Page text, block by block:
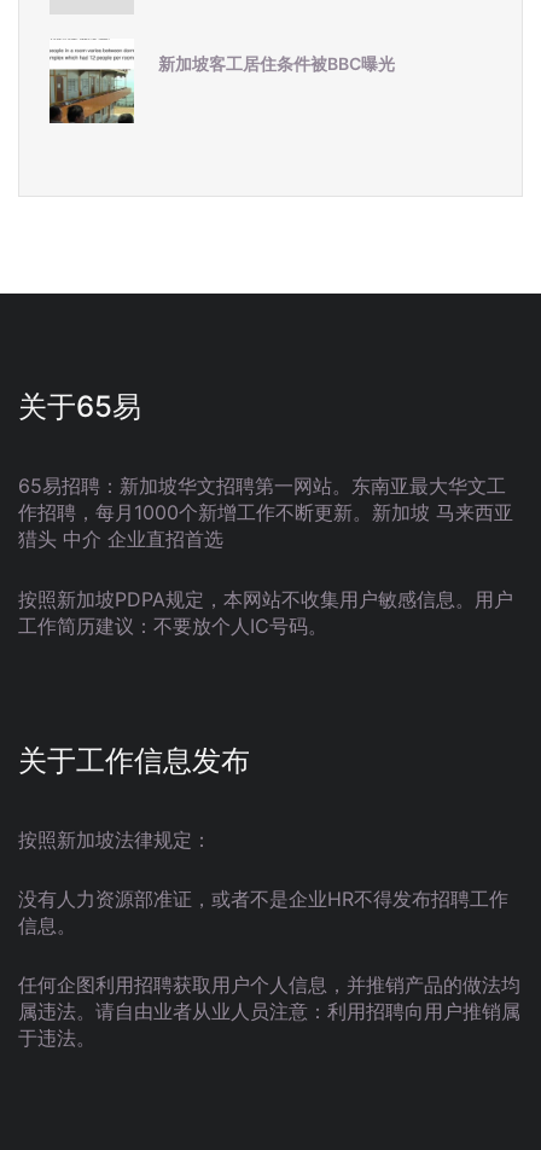
新加坡客工居住条件被BBC曝光
关于65易
65易招聘：新加坡华文招聘第一网站。东南亚最大华文工
作招聘，每月1000个新增工作不断更新。新加坡 马来西亚
猎头 中介 企业直招首选
按照新加坡PDPA规定，本网站不收集用户敏感信息。用户
工作简历建议：不要放个人IC号码。
关于工作信息发布
按照新加坡法律规定：
没有人力资源部准证，或者不是企业HR不得发布招聘工作
信息。
任何企图利用招聘获取用户个人信息，并推销产品的做法均
属违法。请自由业者从业人员注意：利用招聘向用户推销属
于违法。